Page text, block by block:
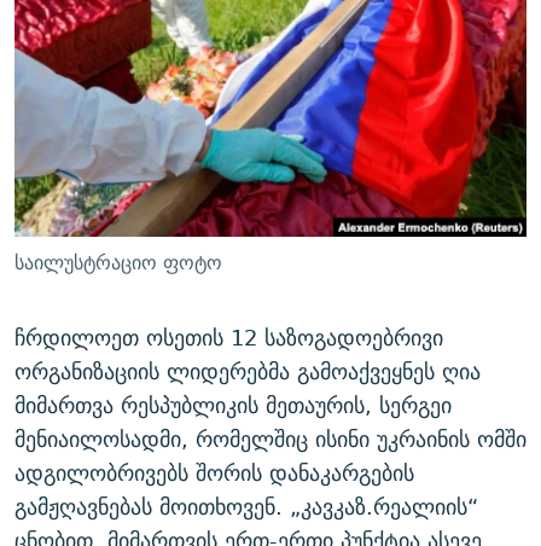
ᲛᲝᲚᲐᲞᲐᲠᲐᲙᲔ ᲢᲔᲥᲡᲢᲔᲑᲘ
ᲨᲘᲜ - ᲣᲪᲮᲝᲔᲗᲨᲘ
ᲚᲘᲢᲔᲠᲐᲢᲣᲠᲣᲚᲘ ᲬᲐᲮᲜᲐᲒᲔᲑᲘ
ᲐᲛᲔᲠᲘᲙᲣᲚᲘ ᲛᲝᲗᲮᲠᲝᲑᲐ
ᲘᲛᲞᲔᲠᲘᲐ ᲓᲐ ᲠᲐᲓᲘᲝ
ᲩᲔᲛᲘ ᲡᲘᲙᲕᲓᲘᲚᲘᲡ ᲛᲘᲖᲔᲖᲘᲐ COVID-19
11 ᲬᲔᲚᲘ - 11 ᲐᲛᲑᲐᲕᲘ
ᲡᲐᲞᲐᲠᲚᲐᲛᲔᲜᲢᲝ ᲐᲠᲩᲔᲕᲜᲔᲑᲘᲡ ᲘᲡᲢᲝᲠᲘᲐ
ᲑᲐᲕᲨᲕᲔᲑᲘ ᲞᲠᲝᲡᲢᲘᲢᲣᲪᲘᲐᲨᲘ - ᲐᲛᲝᲣᲗᲥᲛᲔᲚᲘ ᲐᲛᲑᲐᲕᲘ
5 ᲐᲛᲑᲐᲕᲘ - 20 ᲘᲕᲜᲘᲡᲡ ᲓᲐᲨᲐᲕᲔᲑᲣᲚᲔᲑᲘ
ᲐᲒᲕᲘᲡᲢᲝᲡ ᲝᲛᲘ
ПРИВЕТ ᲙᲣᲚᲢᲣᲠᲐ
ᲒᲐᲛᲝᲘᲬᲔᲠᲔ
რთე/რთ-ის ყველა საიტი
საილუსტრაციო ფოტო
ჩრდილოეთ ოსეთის 12 საზოგადოებრივი
ორგანიზაციის ლიდერებმა გამოაქვეყნეს ღია
მიმართვა რესპუბლიკის მეთაურის, სერგეი
მენიაილოსადმი, რომელშიც ისინი უკრაინის ომში
ადგილობრივებს შორის დანაკარგების
გამჟღავნებას მოითხოვენ. „კავკაზ.რეალიის“